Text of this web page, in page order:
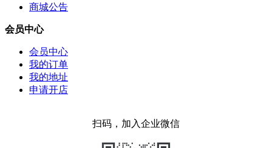
商城公告
会员中心
会员中心
我的订单
我的地址
申请开店
扫码，加入企业微信